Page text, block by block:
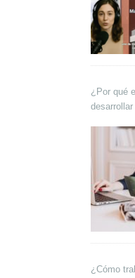
¿Por qué
¿Cómo